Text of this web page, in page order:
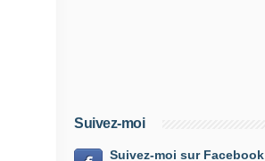
Suivez-moi
Suivez-moi sur Facebook